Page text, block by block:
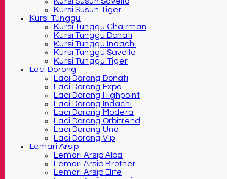
Kursi Susun Tiger
Kursi Tunggu
Kursi Tunggu Chairman
Kursi Tunggu Donati
Kursi Tunggu Indachi
Kursi Tunggu Savello
Kursi Tunggu Tiger
Laci Dorong
Laci Dorong Donati
Laci Dorong Expo
Laci Dorong Highpoint
Laci Dorong Indachi
Laci Dorong Modera
Laci Dorong Orbitrend
Laci Dorong Uno
Laci Dorong Vip
Lemari Arsip
Lemari Arsip Alba
Lemari Arsip Brother
Lemari Arsip Elite